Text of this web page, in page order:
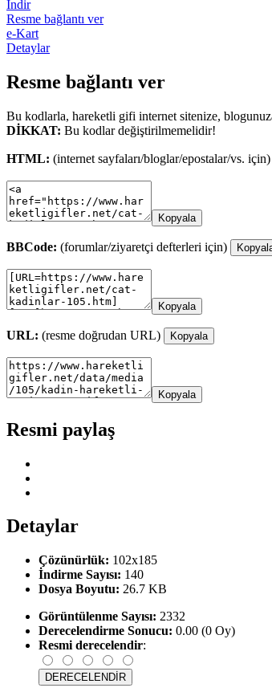
İndir
Resme bağlantı ver
e-Kart
Detaylar
Resme bağlantı ver
Bu kodlarla, hareketli gifi internet sitenize,
DİKKAT: Bu kodlar değiştirilmemelidir!
HTML: (internet sayfaları/bloglar/epostalar/vs. için)
Kopyala
BBCode: (forumlar/ziyaretçi defterleri için)
Kopyala
URL: (resme doğrudan URL) Kopyala
Kopyala
Resmi paylaş
Detaylar
Çözünürlük: 102x185
İndirme Sayısı: 140
Dosya Boyutu: 26.7 KB
Görüntülenme Sayısı: 2332
Derecelendirme Sonucu: 0.00 (0 Oy)
Resmi derecelendir: